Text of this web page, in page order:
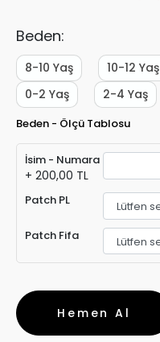
Beden:
10-12 Yaş
8-10 Yaş
2-4 Yaş
0-2 Yaş
Beden - Ölçü Tablosu
İsim - Numara
+ 200,00 TL
Patch PL
Patch Fifa
Hemen Al